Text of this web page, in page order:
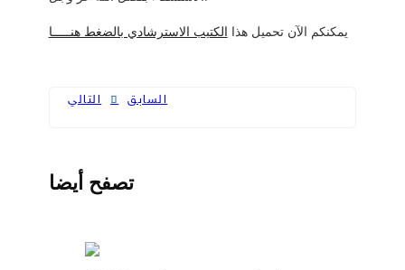
يمكنكم الآن تحميل هذا الكتيب الاسترشادي بالضغط هنـــــا
التالي السابق
تصفح أيضا